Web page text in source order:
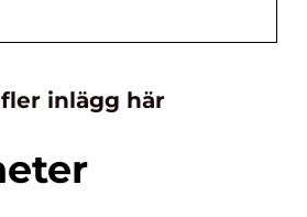
fler inlägg här